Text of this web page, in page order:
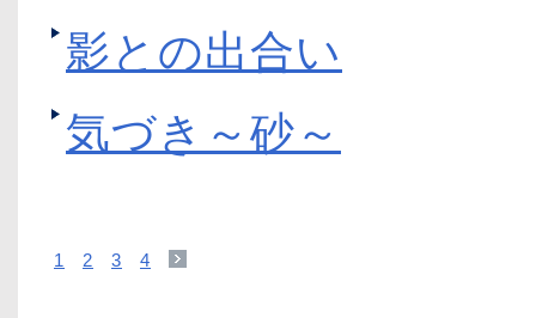
影との出合い
気づき～砂～
1 2 3 4